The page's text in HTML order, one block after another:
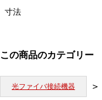
寸法
この商品のカテゴリー
光ファイバ接続機器